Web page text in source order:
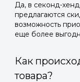
Да, в секонд-
предлагаются
возможность
еще более
Как
товара?